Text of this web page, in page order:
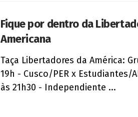
Fique por dentro da
Americana
Taça Libertadores da América:
19h - Cusco/PER x Estudiantes/
às 21h30 - Independiente ...